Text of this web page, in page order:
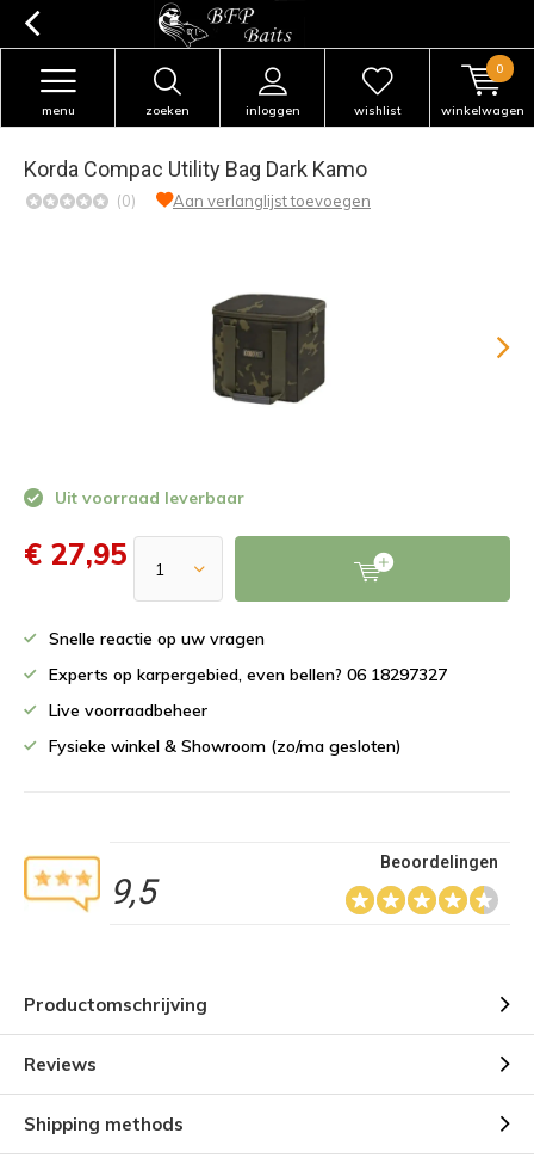
zoeken inloggen
menu wishlist winkelwagen
0
Korda Compac Utility Bag Dark Kamo
(0) Aan verlanglijst toevoegen
Uit voorraad leverbaar
€ 27,95
Snelle reactie op uw vragen
Experts op karpergebied, even bellen? 06 18297327
Live voorraadbeheer
Fysieke winkel & Showroom (zo/ma gesloten)
9,5
Beoordelingen
Productomschrijving
Reviews
Shipping methods